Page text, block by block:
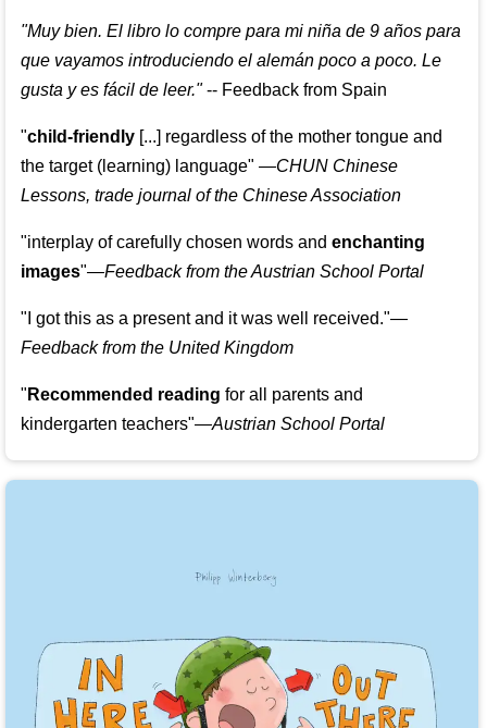
"Muy bien. El libro lo compre para mi niña de 9 años para
que vayamos introduciendo el alemán poco a poco. Le
gusta y es fácil de leer."-- Feedback from Spain
"child-friendly[...] regardless of the mother tongue and
the target (learning) language" —CHUN Chinese
Lessons, trade journal of the Chinese Association
"interplay of carefully chosen words and enchanting
images"—Feedback from the Austrian School Portal
" I got this as a present and it was well received."—
Feedback from the United Kingdom
" Recommended reading for all parents and
kindergarten teachers"—Austrian School Portal